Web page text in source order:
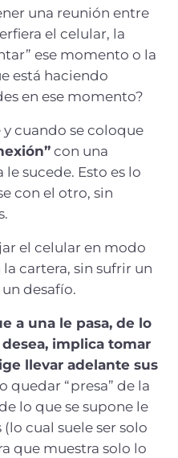
una reunión entre
el celular, la
ese momento o la
está haciendo
en ese momento?
y cuando se coloque
con una
sucede. Esto es lo
con el otro, sin
el celular en modo
cartera, sin sufrir un
desafío.
a una le pasa, de lo
implica tomar
llevar adelante sus
quedar “presa” de la
lo que se supone le
cual suele ser solo
que muestra solo lo